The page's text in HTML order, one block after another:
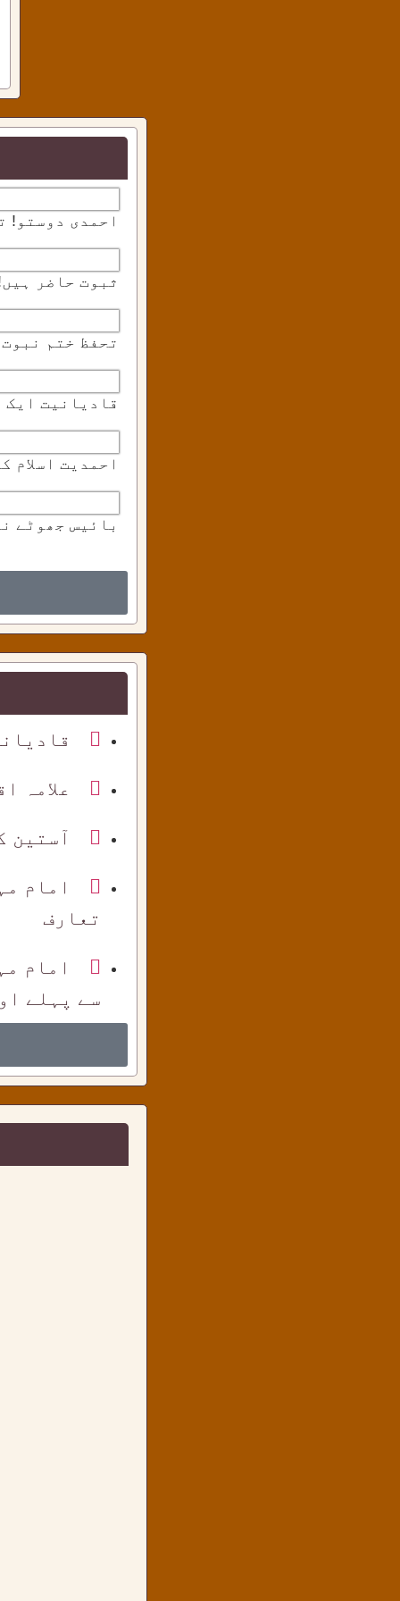
احمدی دوستو!
ثبوت حاضر
تحفظ ختم
قادیانیت
احمدیت اسلام
بائیس جھوٹے
علامہ
آستین
امام
تعارف
امام
سے پہلے